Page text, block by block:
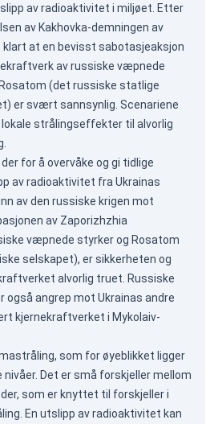
av radioaktivitet i miljøet. Etter
av Kakhovka-demningen av
at en bevisst sabotasjeaksjon
av russiske væpnede
(det russiske statlige
er svært sannsynlig. Scenariene
strålingseffekter til alvorlig
for å overvåke og gi tidlige
av radioaktivitet fra Ukrainas
av den russiske krigen mot
av Zaporizhzhia
væpnede styrker og Rosatom
selskapet), er sikkerheten og
alvorlig truet. Russiske
angrep mot Ukrainas andre
kjernekraftverket i Mykolaiv-
som for øyeblikket ligger
Det er små forskjeller mellom
som er knyttet til forskjeller i
En utslipp av radioaktivitet kan